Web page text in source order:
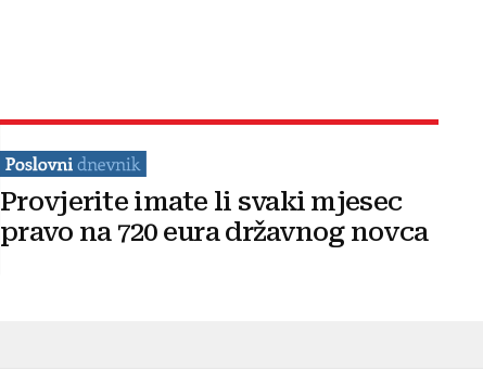
Provjerite imate li svaki mjesec
pravo na 720 eura državnog novca